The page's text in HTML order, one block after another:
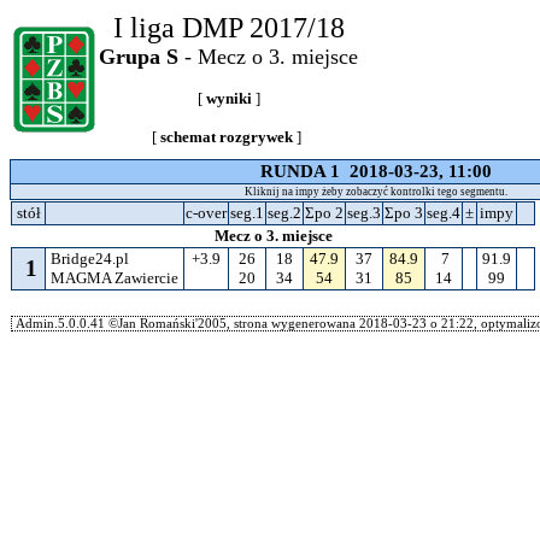
I liga DMP 2017/18
Grupa S - Mecz o 3. miejsce
[wyniki ]
[ schemat rozgrywek]
RUNDA 1 2018-03-23, 11:00
Kliknij na impy żeby zobaczyć kontrolki tego segmentu.
stół c-over seg.1 seg.2 Σpo 2 seg.3 Σpo 3 seg.4 ± impy
Mecz o 3. miejsce
1
Bridge24.pl
MAGMA Zawiercie
+3.9
26
20
18
34
47.9
54
37
31
84.9
85
7
14
91.9
99
Admin.5.0.0.41 ©Jan Romański'2005, strona wygenerowana 2018-03-23 o 21:22,